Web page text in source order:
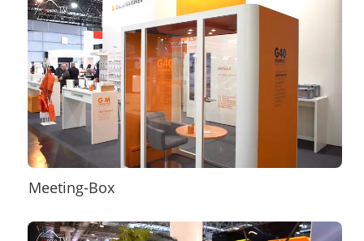
Meeting-Box